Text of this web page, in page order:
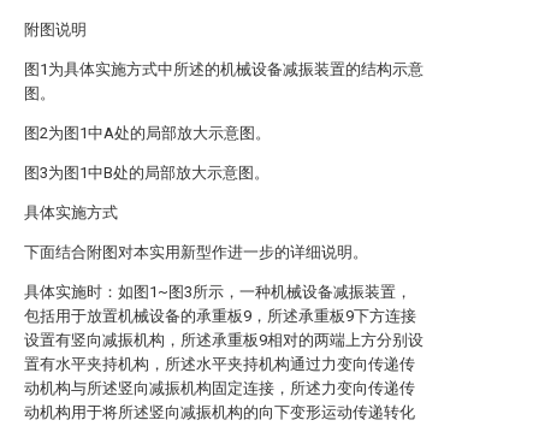
附图说明
图1为具体实施方式中所述的机械设备减振装置的结构示意
图。
图2为图1中A处的局部放大示意图。
图3为图1中B处的局部放大示意图。
具体实施方式
下面结合附图对本实用新型作进一步的详细说明。
具体实施时：如图1~图3所示，一种机械设备减振装置，
包括用于放置机械设备的承重板9，所述承重板9下方连接
设置有竖向减振机构，所述承重板9相对的两端上方分别设
置有水平夹持机构，所述水平夹持机构通过力变向传递传
动机构与所述竖向减振机构固定连接，所述力变向传递传
动机构用于将所述竖向减振机构的向下变形运动传递转化